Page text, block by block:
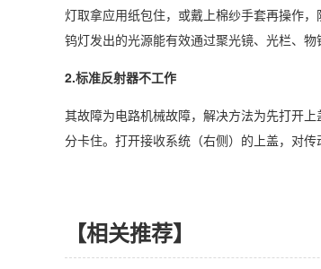
灯取拿应用纸包住，或戴上棉纱手套再操作
钨灯发出的光源能有效通过聚光镜、光栏、物
2.标准反射器不工作
其故障为电路机械故障，解决方法为先打开
分卡住。打开接收系统（右侧）的上盖，对传
【相关推荐】